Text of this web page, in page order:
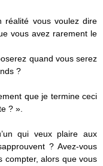
réalité vous voulez dire
vous avez rarement le
quand vous serez
?
que je termine ceci
? ».
qui veux plaire aux
? Avez-vous
compter, alors que vous